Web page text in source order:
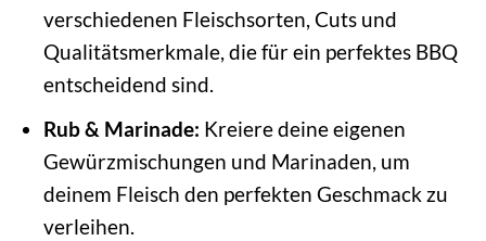
verschiedenen Fleischsorten, Cuts und
Qualitätsmerkmale, die für ein perfektes BBQ
entscheidend sind.
Rub & Marinade: Kreiere deine eigenen
Gewürzmischungen und Marinaden, um
deinem Fleisch den perfekten Geschmack zu
verleihen.